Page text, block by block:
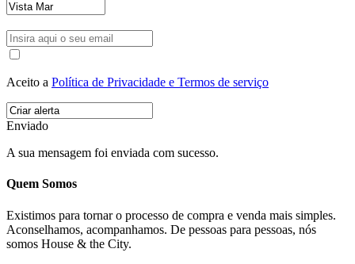
Aceito a Política de Privacidade e Termos de serviço
Enviado
A sua mensagem foi enviada com sucesso.
Quem Somos
Existimos para tornar o processo de compra e venda mais simples.
Aconselhamos, acompanhamos. De pessoas para pessoas, nós
somos House & the City.